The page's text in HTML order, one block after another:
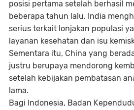
posisi pertama setelah berhasil
beberapa tahun lalu. India
serius terkait lonjakan populasi
layanan kesehatan dan isu
Sementara itu, China yang
justru berupaya mendorong
setelah kebijakan pembatasan
lama.
Bagi Indonesia, Badan